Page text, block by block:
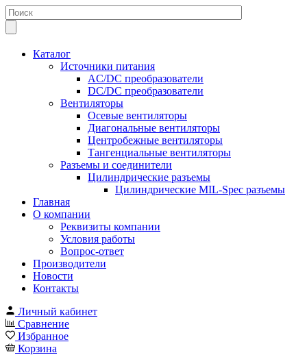
Каталог
Источники питания
AC/DC преобразователи
DC/DC преобразователи
Вентиляторы
Осевые вентиляторы
Диагональные вентиляторы
Центробежные вентиляторы
Тангенциальные вентиляторы
Разъемы и соединители
Цилиндрические разъемы
Цилиндрические MIL-Spec разъемы
Главная
О компании
Реквизиты компании
Условия работы
Вопрос-ответ
Производители
Новости
Контакты
Личный кабинет
Сравнение
Избранное
Корзина